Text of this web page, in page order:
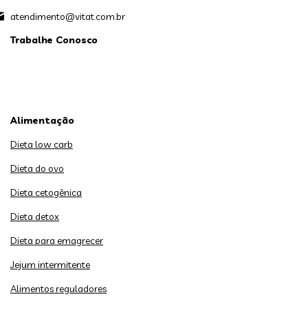
atendimento@vitat.com.br
Trabalhe Conosco
Alimentação
Dieta low carb
Dieta do ovo
Dieta cetogênica
Dieta detox
Dieta para emagrecer
Jejum intermitente
Alimentos reguladores